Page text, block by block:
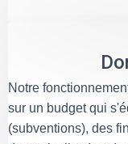
Notre
sur un budget qui
(subventions), des